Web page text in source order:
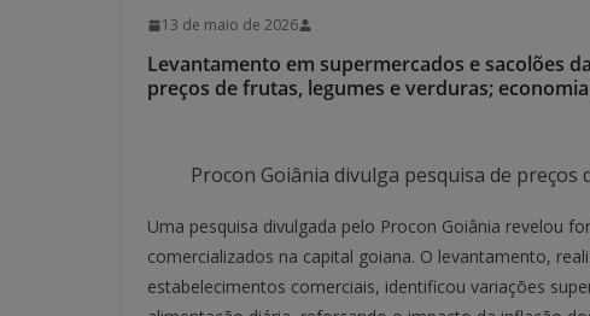
13 de maio de 2026
Levantamento em supermercados e sacolões
preços de frutas, legumes e verduras;
Procon Goiânia divulga pesquisa de
Uma pesquisa divulgada pelo Procon Goiânia revelou
comercializados na capital goiana. O levantamento,
estabelecimentos comerciais, identificou variações